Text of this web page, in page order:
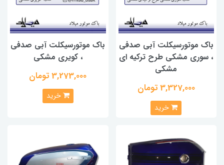
باک موتورسیکلت آبی صدفی
، سوری مشکی طرح ترکیه ای
مشکی
3,327,000 تومان
خرید
باک موتورسیکلت آبی صدفی
، کویری مشکی
3,273,000 تومان
خرید